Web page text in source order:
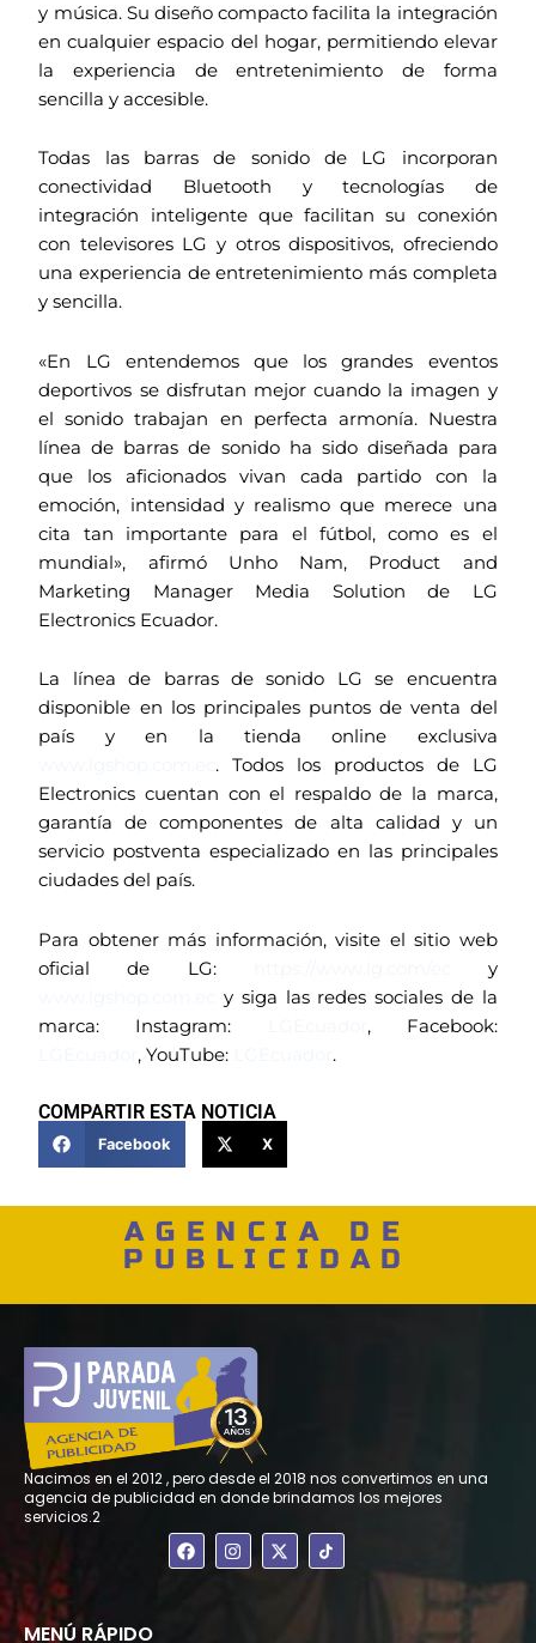
y música. Su diseño compacto facilita la integración
en cualquier espacio del hogar, permitiendo elevar
la experiencia de entretenimiento de forma
sencilla y accesible.
Todas las barras de sonido de LG incorporan
conectividad Bluetooth y tecnologías de
integración inteligente que facilitan su conexión
con televisores LG y otros dispositivos, ofreciendo
una experiencia de entretenimiento más completa
y sencilla.
«En LG entendemos que los grandes eventos
deportivos se disfrutan mejor cuando la imagen y
el sonido trabajan en perfecta armonía. Nuestra
línea de barras de sonido ha sido diseñada para
que los aficionados vivan cada partido con la
emoción, intensidad y realismo que merece una
cita tan importante para el fútbol, como es el
mundial», afirmó Unho Nam, Product and
Marketing Manager Media Solution de LG
Electronics Ecuador.
La línea de barras de sonido LG se encuentra
disponible en los principales puntos de venta del
país y en la tienda online exclusiva
www.lgshop.com.ec. Todos los productos de LG
Electronics cuentan con el respaldo de la marca,
garantía de componentes de alta calidad y un
servicio postventa especializado en las principales
ciudades del país.
Para obtener más información, visite el sitio web
oficial de LG:
y
y siga las redes sociales de la
marca: Instagram:
, Facebook:
, YouTube: LGEcuador.
COMPARTIR ESTA NOTICIA
Facebook X
AGENCIA DE
PUBLICIDAD
Nacimos en el 2012 , pero desde el 2018 nos convertimos en una
agencia de publicidad en donde brindamos los mejores
servicios.2
F
a
c
I
n
s
X
-
t
MENÚ RÁPIDO